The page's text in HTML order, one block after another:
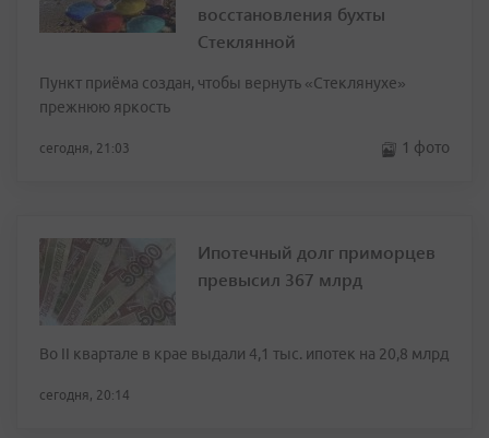
восстановления бухты
Стеклянной
Пункт приёма создан, чтобы вернуть «Стеклянухе»
прежнюю яркость
сегодня, 21:03 1 фото
Ипотечный долг приморцев
превысил 367 млрд
Во II квартале в крае выдали 4,1 тыс. ипотек на 20,8 млрд
сегодня, 20:14